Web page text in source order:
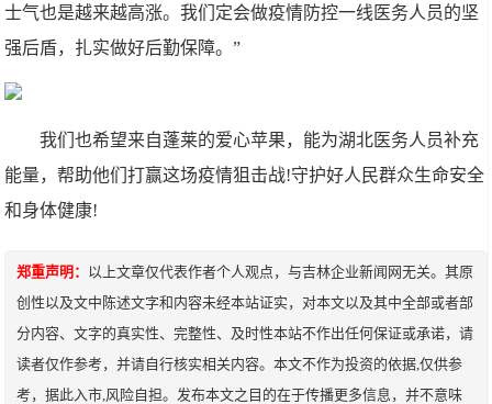
士气也是越来越高涨。我们定会做疫情防控一线医务人员的坚
强后盾，扎实做好后勤保障。”
我们也希望来自蓬莱的爱心苹果，能为湖北医务人员补充
能量，帮助他们打赢这场疫情狙击战!守护好人民群众生命安全
和身体健康!
郑重声明： 以上文章仅代表作者个人观点，与吉林企业新闻网无关。其原
创性以及文中陈述文字和内容未经本站证实，对本文以及其中全部或者部
分内容、文字的真实性、完整性、及时性本站不作出任何保证或承诺，请
读者仅作参考，并请自行核实相关内容。本文不作为投资的依据,仅供参
考，据此入市,风险自担。发布本文之目的在于传播更多信息，并不意味